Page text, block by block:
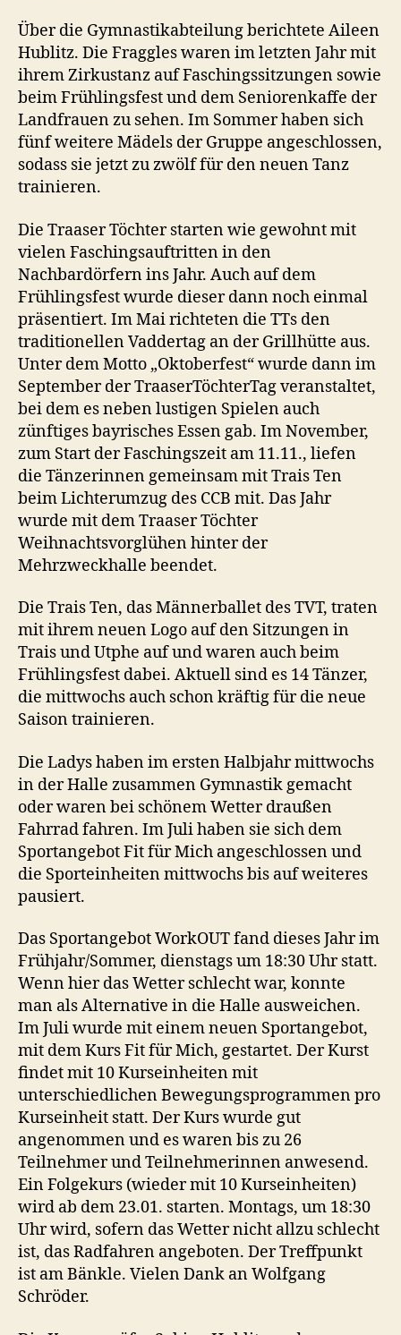
Über die Gymnastikabteilung berichtete Aileen
Hublitz. Die Fraggles waren im letzten Jahr mit
ihrem Zirkustanz auf Faschingssitzungen sowie
beim Frühlingsfest und dem Seniorenkaffe der
Landfrauen zu sehen. Im Sommer haben sich
fünf weitere Mädels der Gruppe angeschlossen,
sodass sie jetzt zu zwölf für den neuen Tanz
trainieren.
Die Traaser Töchter starten wie gewohnt mit
vielen Faschingsauftritten in den
Nachbardörfern ins Jahr. Auch auf dem
Frühlingsfest wurde dieser dann noch einmal
präsentiert. Im Mai richteten die TTs den
traditionellen Vaddertag an der Grillhütte aus.
Unter dem Motto „Oktoberfest“ wurde dann im
September der TraaserTöchterTag veranstaltet,
bei dem es neben lustigen Spielen auch
zünftiges bayrisches Essen gab. Im November,
zum Start der Faschingszeit am 11.11., liefen
die Tänzerinnen gemeinsam mit Trais Ten
beim Lichterumzug des CCB mit. Das Jahr
wurde mit dem Traaser Töchter
Weihnachtsvorglühen hinter der
Mehrzweckhalle beendet.
Die Trais Ten, das Männerballet des TVT, traten
mit ihrem neuen Logo auf den Sitzungen in
Trais und Utphe auf und waren auch beim
Frühlingsfest dabei. Aktuell sind es 14 Tänzer,
die mittwochs auch schon kräftig für die neue
Saison trainieren.
Die Ladys haben im ersten Halbjahr mittwochs
in der Halle zusammen Gymnastik gemacht
oder waren bei schönem Wetter draußen
Fahrrad fahren. Im Juli haben sie sich dem
Sportangebot Fit für Mich angeschlossen und
die Sporteinheiten mittwochs bis auf weiteres
pausiert.
Das Sportangebot WorkOUT fand dieses Jahr im
Frühjahr/Sommer, dienstags um 18:30 Uhr statt.
Wenn hier das Wetter schlecht war, konnte
man als Alternative in die Halle ausweichen.
Im Juli wurde mit einem neuen Sportangebot,
mit dem Kurs Fit für Mich, gestartet. Der Kurst
findet mit 10 Kurseinheiten mit
unterschiedlichen Bewegungsprogrammen pro
Kurseinheit statt. Der Kurs wurde gut
angenommen und es waren bis zu 26
Teilnehmer und Teilnehmerinnen anwesend.
Ein Folgekurs (wieder mit 10 Kurseinheiten)
wird ab dem 23.01. starten. Montags, um 18:30
Uhr wird, sofern das Wetter nicht allzu schlecht
ist, das Radfahren angeboten. Der Treffpunkt
ist am Bänkle. Vielen Dank an Wolfgang
Schröder.